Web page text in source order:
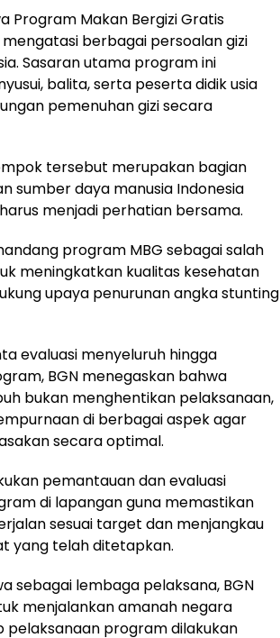
Program Makan Bergizi Gratis
berbagai persoalan gizi
Sasaran utama program ini
balita, serta peserta didik usia
pemenuhan gizi secara
tersebut merupakan bagian
sumber daya manusia Indonesia
menjadi perhatian bersama.
program MBG sebagai salah
meningkatkan kualitas kesehatan
upaya penurunan angka stunting
evaluasi menyeluruh hingga
BGN menegaskan bahwa
bukan menghentikan pelaksanaan,
di berbagai aspek agar
secara optimal.
pemantauan dan evaluasi
di lapangan guna memastikan
sesuai target dan menjangkau
yang telah ditetapkan.
sebagai lembaga pelaksana, BGN
menjalankan amanah negara
pelaksanaan program dilakukan